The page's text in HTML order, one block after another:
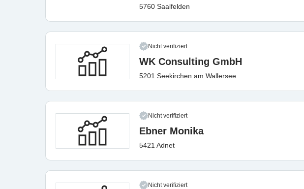
5760 Saalfelden
Nicht verifiziert
WK Consulting GmbH
5201 Seekirchen am Wallersee
Nicht verifiziert
Ebner Monika
5421 Adnet
Nicht verifiziert